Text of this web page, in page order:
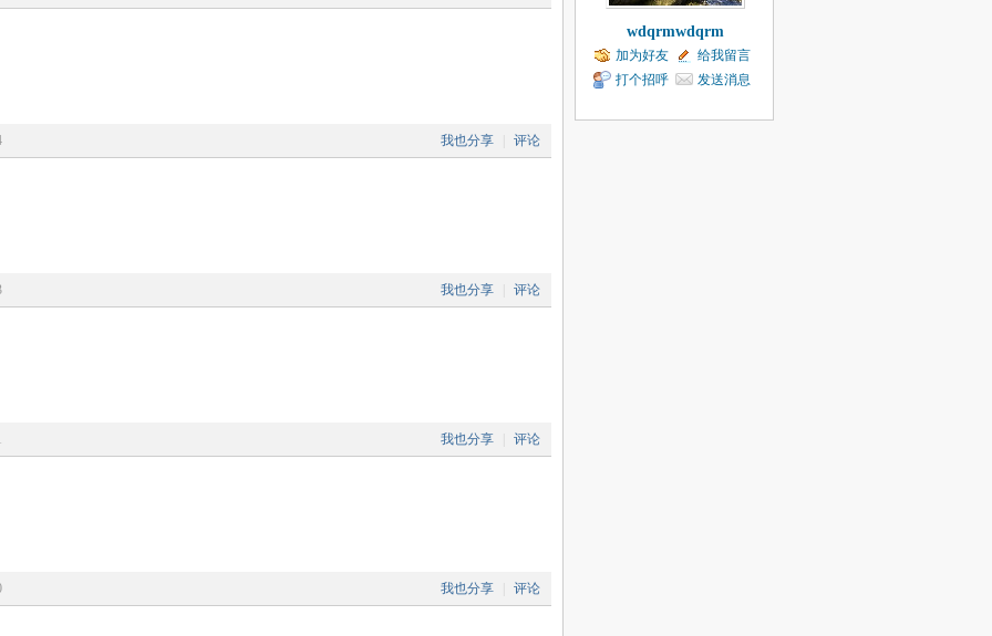
我也分享 评论
我也分享 评论
我也分享 评论
我也分享 评论
wdqrmwdqrm
加为好友
给我留言
打个招呼
发送消息